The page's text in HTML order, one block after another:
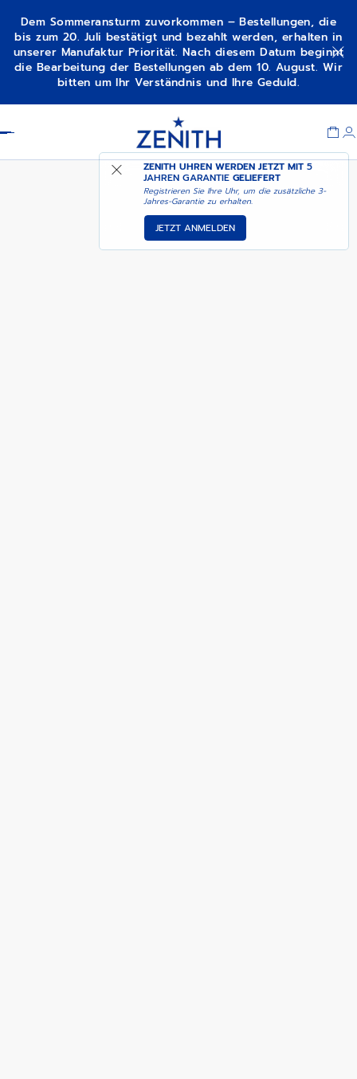
Dem Sommeransturm zuvorkommen – Bestellungen, die
bis zum 20. Juli bestätigt und bezahlt werden, erhalten in
unserer Manufaktur Priorität. Nach diesem Datum beginnt
die Bearbeitung der Bestellungen ab dem 10. August. Wir
bitten um Ihr Verständnis und Ihre Geduld.
ZENITH UHREN WERDEN JETZT MIT5
JAHREN GARANTIE GELIEFERT
Registrieren Sie Ihre Uhr, um die zusätzliche 3-
Jahres-Garantie zu erhalten.
JETZT ANMELDEN
A385
ERHÄLTLICH IN DER
SHANGHAI-BOUTIQUE